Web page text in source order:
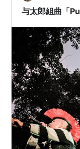
与太郎組曲「